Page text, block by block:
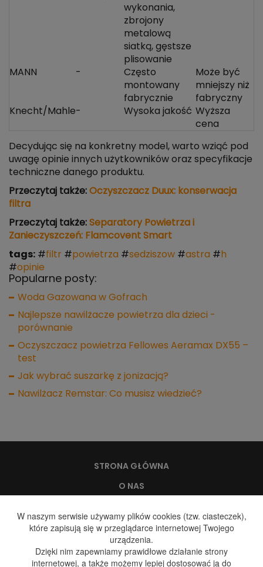
wykonania,
zbrojony
metalową
siatką, gęstsze
plisowanie
MANN -
Często
montowany
fabrycznie
Może być
mniejszy niż
fabryczny
Knecht/Mahle- Wysoka jakość Wyższa
cena
Decydując się na konkretny model, warto wziąć pod
uwagę opinie innych użytkowników oraz specyfikacje
techniczne danego produktu.
Przeczytaj także: Oczyszczacz Duux: konserwacja
filtra
Przeczytaj także: Separatory Powietrza i
Zanieczyszczeń: Flamcovent Smart
tags: #filtr #powietrza #sedziszow #astra # h
#opinie
Popularne posty:
Woda Gazowana w Gofrach
Najlepsze nawilżacze powietrza dla dzieci -
porównanie
Oczyszczacz powietrza Fellowes Aeramax DX55 –
test
Jak wybrać suszarkę z jonizacją?
Nawilżacz Remstar: Co musisz wiedzieć?
STRONA GŁÓWNA
O NAS
DYSTRYBUCJA WODY
DYSTRYBUCJA GAZU
W naszym serwisie używamy plików cookies (tzw. ciasteczek),
które zapisują się w przeglądarce internetowej Twojego
urządzenia.
Dzięki nim zapewniamy prawidłowe działanie strony
internetowej, a także możemy lepiej dostosować ją do